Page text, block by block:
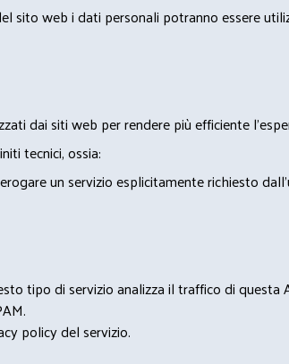
sito web i dati personali potranno essere
dai siti web per rendere più efficiente
tecnici, ossia:
un servizio esplicitamente richiesto
tipo di servizio analizza il traffico di
policy del servizio.